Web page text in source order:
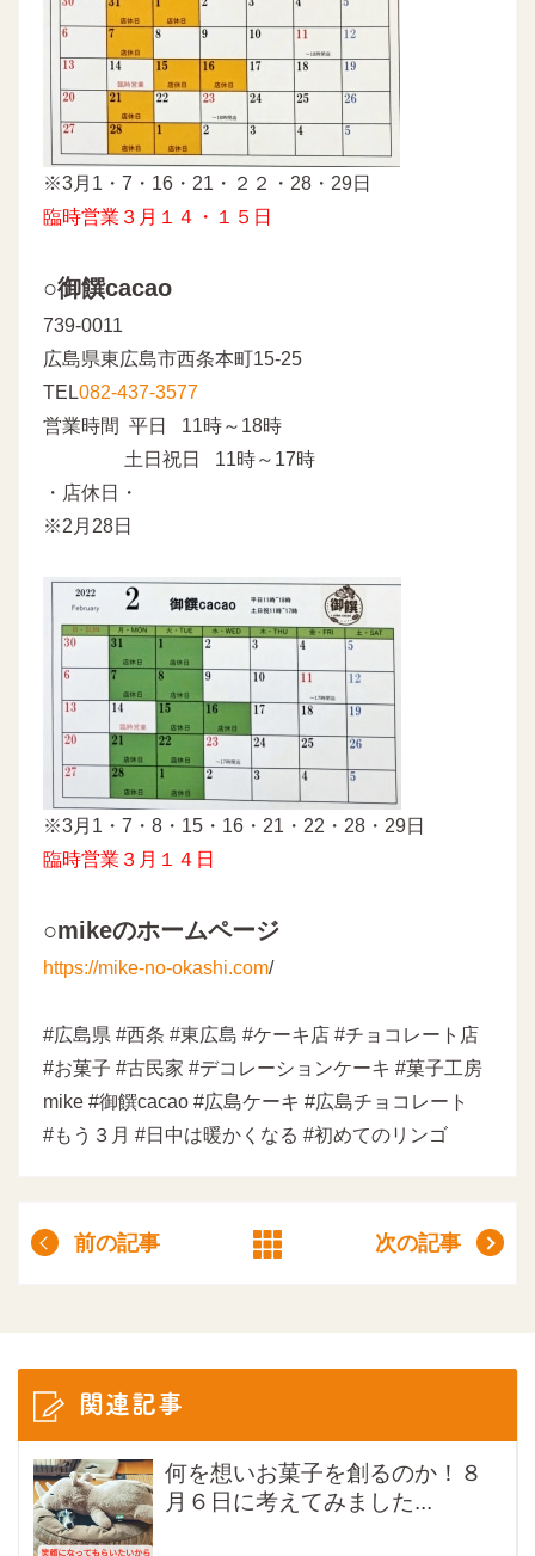
※3月1・7・16・21・２２・28・29日
臨時営業３月１４・１５日
○御饌cacao
739-0011
広島県東広島市西条本町15-25
TEL082-437-3577
営業時間 平日 11時～18時
土日祝日 11時～17時
・店休日・
※2月28日
※3月1・7・8・15・16・21・22・28・29日
臨時営業３月１４日
○mikeのホームページ
https://mike-no-okashi.com/
#広島県 #西条 #東広島 #ケーキ店 #チョコレート店
#お菓子 #古民家 #デコレーションケーキ #菓子工房
mike #御饌cacao #広島ケーキ #広島チョコレート
#もう３月 #日中は暖かくなる #初めてのリンゴ
前の記事 次の記事
関連記事
何を想いお菓子を創るのか！８
月６日に考えてみました...